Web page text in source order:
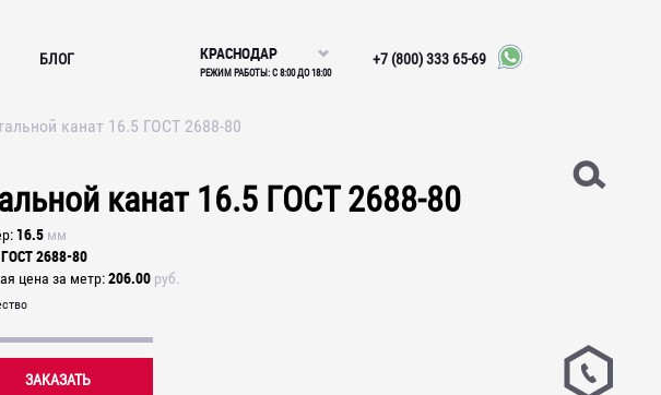
БЛОГ КРАСНОДАР
РЕЖИМ РАБОТЫ: С 8:00 ДО 18:00
+7 (800) 333 65-69
канат 16.5 ГОСТ 2688-80
канат 16.5 ГОСТ 2688-80
16.5 мм
ГОСТ 2688-80
цена за метр 206.00 руб.
ЗАКАЗАТЬ